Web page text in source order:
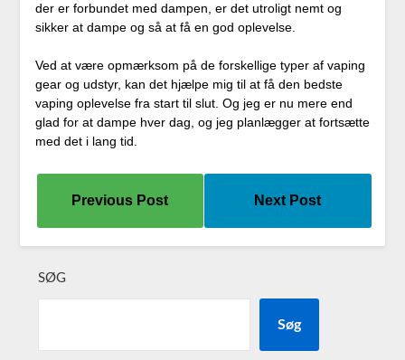
der er forbundet med dampen, er det utroligt nemt og
sikker at dampe og så at få en god oplevelse.
Ved at være opmærksom på de forskellige typer af vaping
gear og udstyr, kan det hjælpe mig til at få den bedste
vaping oplevelse fra start til slut. Og jeg er nu mere end
glad for at dampe hver dag, og jeg planlægger at fortsætte
med det i lang tid.
Previous Post Next Post
SØG
Søg